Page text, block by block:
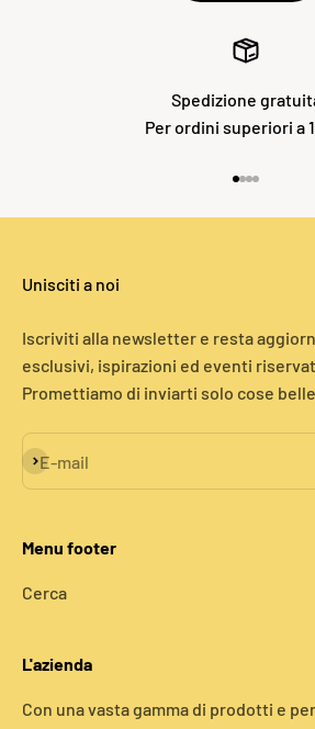
Spedizione
Per ordini superiori a
Unisciti a noi
Iscriviti alla newsletter e resta
esclusivi, ispirazioni ed eventi
Promettiamo di inviarti solo cose
E-mail
Iscriviti alla newsletter
Menu footer
Cerca
L'azienda
Con una vasta gamma di prodotti e